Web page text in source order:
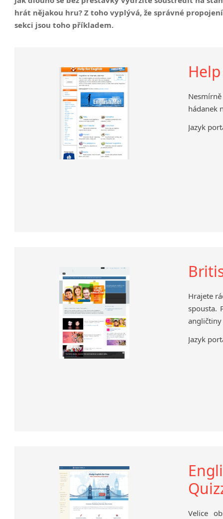
Nepřímá řeč
Slovosled v angličtině
hrát nějakou hru? Z toho vyplývá, že správné
sekci jsou toho příkladem.
hádanek
Jazyk
Hrajete
spousta.
Jazyk
Velice